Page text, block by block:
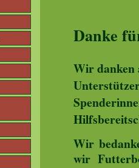
Danke
Wir danken
Wir
wir